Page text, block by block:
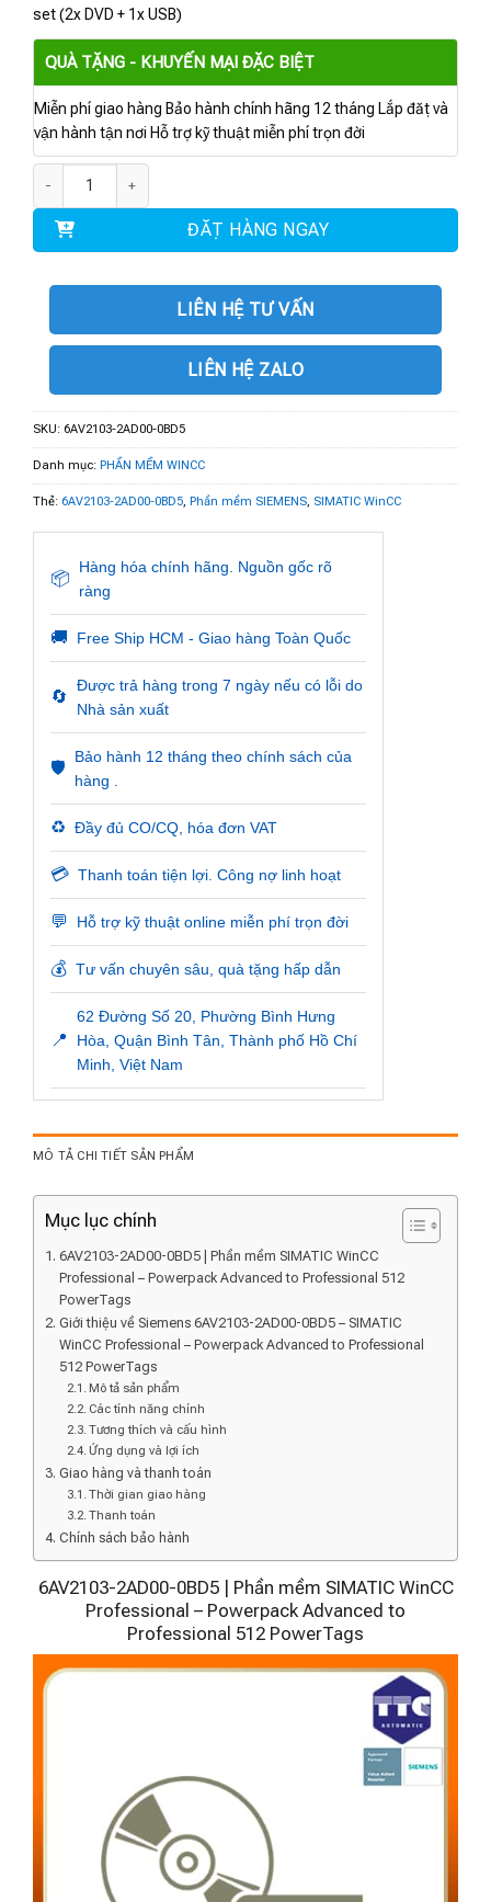
set (2x DVD + 1x USB)
QUÀ TẶNG - KHUYẾN MẠI ĐẶC BIỆT
Miễn phí giao hàng Bảo hành chính hãng 12 tháng Lắp đặt và
vận hành tận nơi Hỗ trợ kỹ thuật miễn phí trọn đời
ĐẶT HÀNG NGAY
LIÊN HỆ TƯ VẤN
LIÊN HỆ ZALO
SKU: 6AV2103-2AD00-0BD5
Danh mục: PHẦN MỀM WINCC
Thẻ: 6AV2103-2AD00-0BD5, Phần mềm SIEMENS, SIMATIC WinCC
📦
Hàng hóa chính hãng. Nguồn gốc rõ
ràng
🚚 Free Ship HCM - Giao hàng Toàn Quốc
🔄
Được trả hàng trong 7 ngày nếu có lỗi do
Nhà sản xuất
🛡️
Bảo hành 12 tháng theo chính sách của
hàng .
♻️ Đầy đủ CO/CQ, hóa đơn VAT
💳 Thanh toán tiện lợi. Công nợ linh hoạt
💬 Hỗ trợ kỹ thuật online miễn phí trọn đời
💰 Tư vấn chuyên sâu, quà tặng hấp dẫn
📍
62 Đường Số 20, Phường Bình Hưng
Hòa, Quận Bình Tân, Thành phố Hồ Chí
Minh, Việt Nam
MÔ TẢ CHI TIẾT SẢN PHẨM
Mục lục chính
6AV2103-2AD00-0BD5 | Phần mềm SIMATIC WinCC
Professional – Powerpack Advanced to Professional 512
PowerTags
Giới thiệu về Siemens 6AV2103-2AD00-0BD5 – SIMATIC
WinCC Professional – Powerpack Advanced to Professional
512 PowerTags
Mô tả sản phẩm
Các tính năng chính
Tương thích và cấu hình
Ứng dụng và lợi ích
Giao hàng và thanh toán
Thời gian giao hàng
Thanh toán
Chính sách bảo hành
6AV2103-2AD00-0BD5 | Phần mềm SIMATIC WinCC
Professional – Powerpack Advanced to
Professional 512 PowerTags